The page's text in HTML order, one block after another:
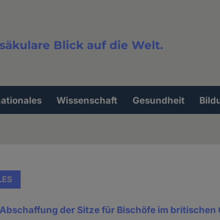
Blick auf die Welt.
Wissenschaft Gesundheit
der Sitze für Bischöfe im britischen